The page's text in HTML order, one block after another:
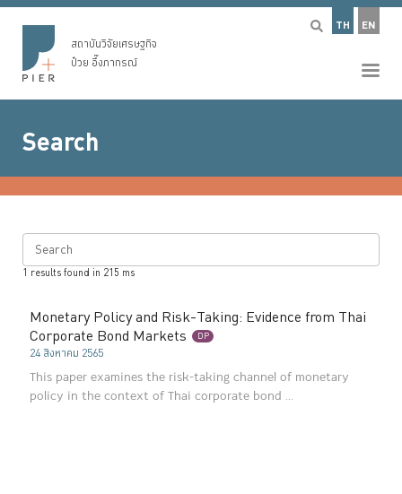
TH EN
สถาบันวิจัยเศรษฐกิจ
ป๋วย อึ๊งภากรณ์
Search
Search
1 results found in 215 ms
Monetary Policy and Risk-Taking: Evidence from Thai
Corporate Bond Markets
DP
24 สิงหาคม 2565
This paper examines the risk-taking channel of monetary
policy in the context of Thai corporate bond ...